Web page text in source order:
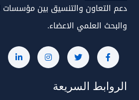
دعم التعاون والتنسيق بين مؤسسات
والبحث العلمي الاعضاء.
الروابط السريعة